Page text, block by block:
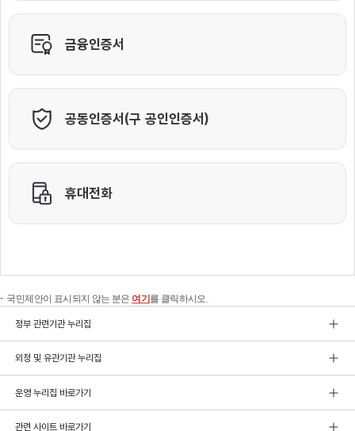
국민제안이 표시되지 않는 분은 여기 를 클릭하시오.
정부 관련기관 누리집
외청 및 유관기관 누리집
운영 누리집 바로가기
관련 사이트 바로가기